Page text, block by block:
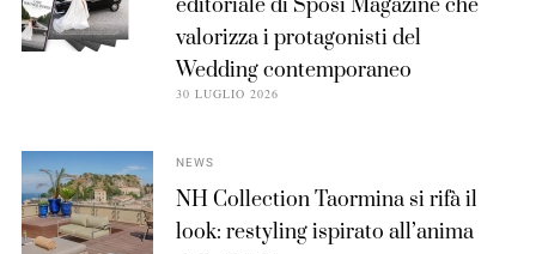
editoriale di Sposi Magazine che
valorizza i protagonisti del
Wedding contemporaneo
30 LUGLIO 2026
NEWS
NH Collection Taormina si rifà il
look: restyling ispirato all’anima